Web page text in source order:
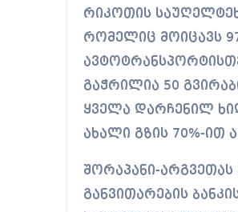
რიკოთის
რომელიც მოიცავს
გაჭრილია 50
ყველა დარჩენილ
ახალი გზის 70%-ით
შორაპანი-
განვითარების